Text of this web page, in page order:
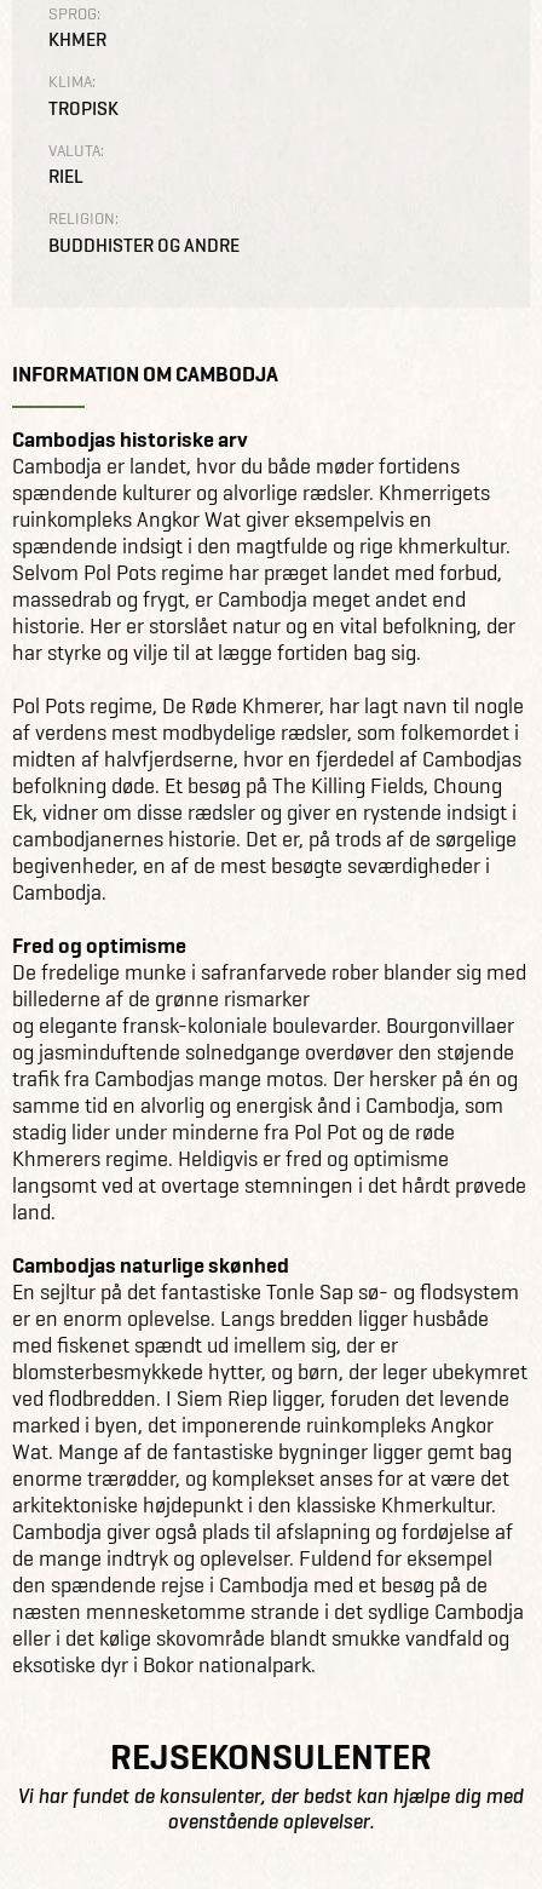
SPROG:
KHMER
KLIMA:
TROPISK
VALUTA:
RIEL
RELIGION:
BUDDHISTER OG ANDRE
INFORMATION OM CAMBODJA
Cambodjas historiske arv
Cambodja er landet, hvor du både møder fortidens
spændende kulturer og alvorlige rædsler. Khmerrigets
ruinkompleks Angkor Wat giver eksempelvis en
spændende indsigt i den magtfulde og rige khmerkultur.
Selvom Pol Pots regime har præget landet med forbud,
massedrab og frygt, er Cambodja meget andet end
historie. Her er storslået natur og en vital befolkning, der
har styrke og vilje til at lægge fortiden bag sig.
Pol Pots regime, De Røde Khmerer, har lagt navn til nogle
af verdens mest modbydelige rædsler, som folkemordet i
midten af halvfjerdserne, hvor en fjerdedel af Cambodjas
befolkning døde. Et besøg på The Killing Fields, Choung
Ek, vidner om disse rædsler og giver en rystende indsigt i
cambodjanernes historie. Det er, på trods af de sørgelige
begivenheder, en af de mest besøgte seværdigheder i
Cambodja.
Fred og optimisme
De fredelige munke i safranfarvede rober blander sig med
billederne af de grønne rismarker
og elegante fransk-koloniale boulevarder. Bourgonvillaer
og jasminduftende solnedgange overdøver den støjende
trafik fra Cambodjas mange motos. Der hersker på én og
samme tid en alvorlig og energisk ånd i Cambodja, som
stadig lider under minderne fra Pol Pot og de røde
Khmerers regime. Heldigvis er fred og optimisme
langsomt ved at overtage stemningen i det hårdt prøvede
land.
Cambodjas naturlige skønhed
En sejltur på det fantastiske Tonle Sap sø- og flodsystem
er en enorm oplevelse. Langs bredden ligger husbåde
med fiskenet spændt ud imellem sig, der er
blomsterbesmykkede hytter, og børn, der leger ubekymret
ved flodbredden. I Siem Riep ligger, foruden det levende
marked i byen, det imponerende ruinkompleks Angkor
Wat. Mange af de fantastiske bygninger ligger gemt bag
enorme trærødder, og komplekset anses for at være det
arkitektoniske højdepunkt i den klassiske Khmerkultur.
Cambodja giver også plads til afslapning og fordøjelse af
de mange indtryk og oplevelser. Fuldend for eksempel
den spændende rejse i Cambodja med et besøg på de
næsten mennesketomme strande i det sydlige Cambodja
eller i det kølige skovområde blandt smukke vandfald og
eksotiske dyr i Bokor nationalpark.
REJSEKONSULENTER
Vi har fundet de konsulenter, der bedst kan hjælpe dig med
ovenstående oplevelser.